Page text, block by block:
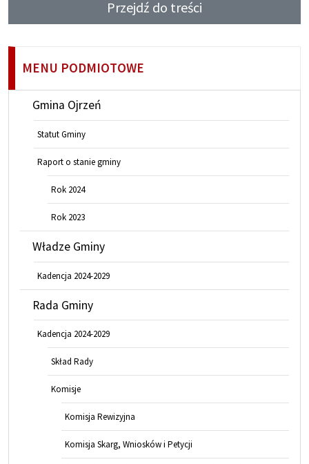
Przejdź do treści
MENU PODMIOTOWE
Gmina Ojrzeń
Statut Gminy
Raport o stanie gminy
Rok 2024
Rok 2023
Władze Gminy
Kadencja 2024-2029
Rada Gminy
Kadencja 2024-2029
Skład Rady
Komisje
Komisja Rewizyjna
Komisja Skarg, Wniosków i Petycji